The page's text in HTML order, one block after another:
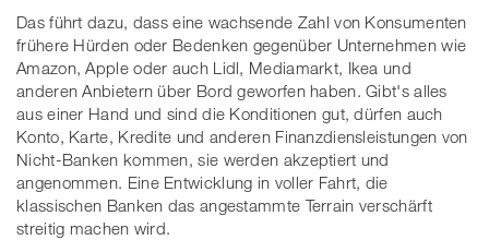
Das führt dazu, dass eine wachsende Zahl von Konsumenten
frühere Hürden oder Bedenken gegenüber Unternehmen wie
Amazon, Apple oder auch Lidl, Mediamarkt, Ikea und
anderen Anbietern über Bord geworfen haben. Gibt's alles
aus einer Hand und sind die Konditionen gut, dürfen auch
Konto, Karte, Kredite und anderen Finanzdiensleistungen von
Nicht-Banken kommen, sie werden akzeptiert und
angenommen. Eine Entwicklung in voller Fahrt, die
klassischen Banken das angestammte Terrain verschärft
streitig machen wird.